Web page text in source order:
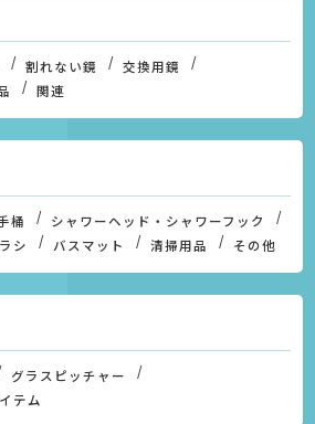
割れない鏡
交換用鏡
関連
桶
シャワーヘッド・シャワーフック
シ
バスマット 清掃用品 その他
グラスピッチャー
テム